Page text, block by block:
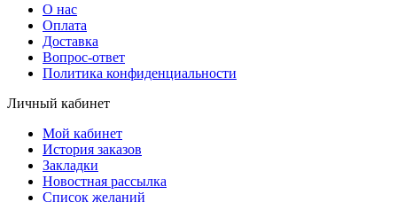
О нас
Оплата
Доставка
Вопрос-ответ
Политика конфиденциальности
Личный кабинет
Мой кабинет
История заказов
Закладки
Новостная рассылка
Список желаний